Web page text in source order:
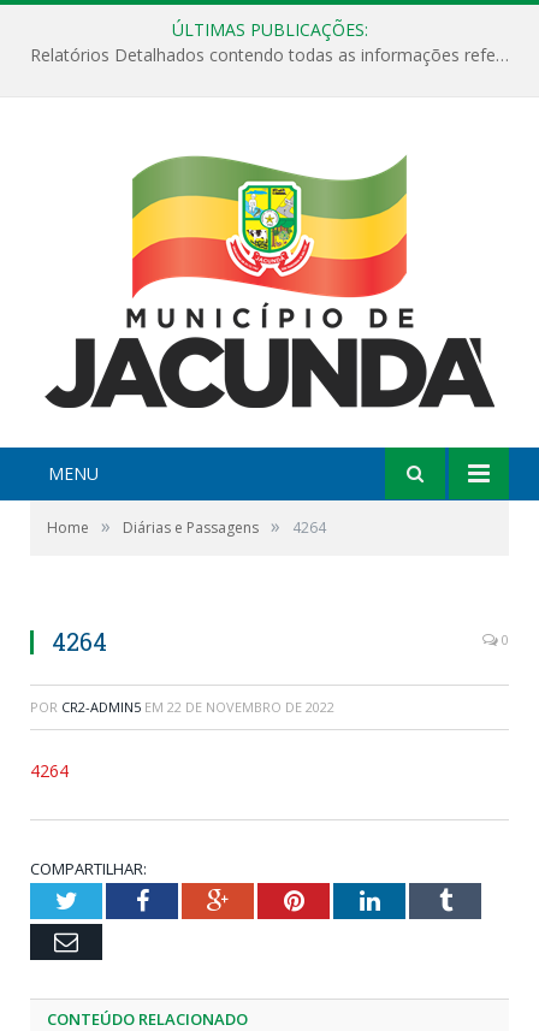
ÚLTIMAS PUBLICAÇÕES:
Relatórios Detalhados contendo todas as informações referentes a execução de recursos destinados ao fomento de projetos culturais no Município de Jacundá entre os anos de 2022 ao presente ano de 2026.
MENU
Home » Diárias e Passagens » 4264
4264 0
POR CR2-ADMIN5 EM 22 DE NOVEMBRO DE 2022
4264
COMPARTILHAR:
TwitterFacebookGoogle+PinterestLinkedInTumblr
Email
CONTEÚDO RELACIONADO